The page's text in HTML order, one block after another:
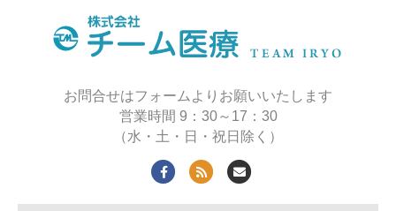
お問合せはフォームよりお願いいたします
営業時間 9：30～17：30
（水・土・日・祝日除く）
Facebook
Rss Email